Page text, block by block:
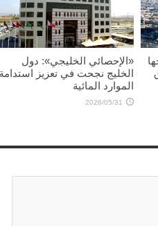
«الإحصائي الخليجي»: دول
الخليج نجحت في تعزيز استدامة
الموارد المائية
2026/05/31